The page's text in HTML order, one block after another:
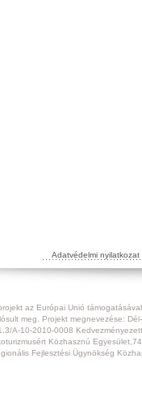
Adatvédelmi nyilatkozat
az Európai Unió
meg. Projekt megnevezése:
A-10-2010-0008
Közhasznú
Fejlesztési Ügynökség